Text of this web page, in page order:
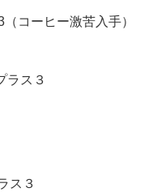
コーヒー激苦入手）
ス３
ス３